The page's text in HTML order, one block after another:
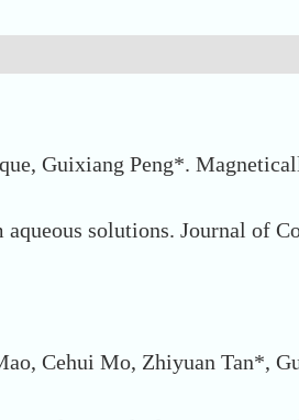
Guixiang Peng*.
solutions. Journal of
Cehui Mo, Zhiyuan Tan*,